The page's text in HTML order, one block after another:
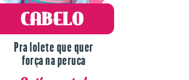
Pra lolete que quer
força na peruca
Saiba mais!